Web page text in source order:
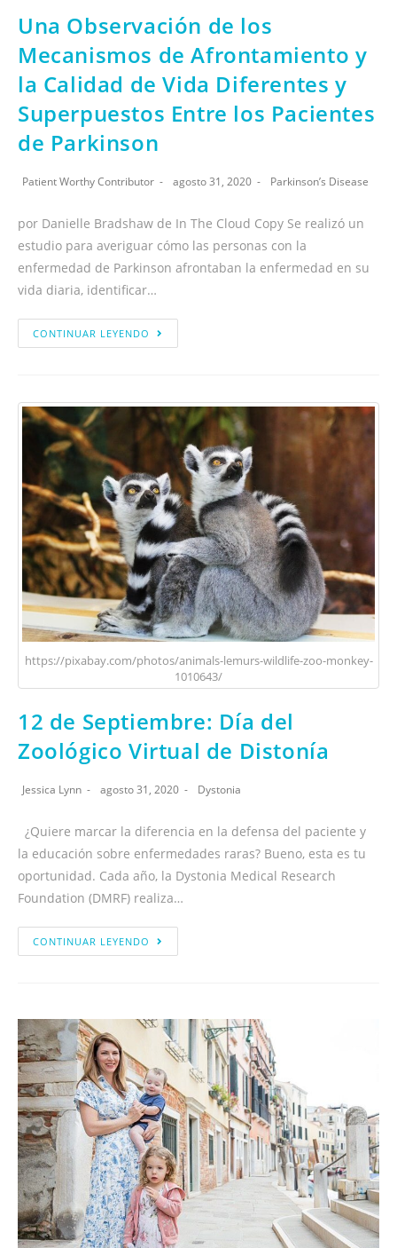
Una Observación de los
Mecanismos de Afrontamiento y
la Calidad de Vida Diferentes y
Superpuestos Entre los Pacientes
de Parkinson
Patient Worthy Contributor agosto 31, 2020 Parkinson’s Disease
por Danielle Bradshaw de In The Cloud Copy Se realizó un
estudio para averiguar cómo las personas con la
enfermedad de Parkinson afrontaban la enfermedad en su
vida diaria, identificar…
CONTINUAR LEYENDO
https://pixabay.com/photos/animals-lemurs-wildlife-zoo-monkey-
1010643/
12 de Septiembre: Día del
Zoológico Virtual de Distonía
Jessica Lynn agosto 31, 2020 Dystonia
¿Quiere marcar la diferencia en la defensa del paciente y
la educación sobre enfermedades raras? Bueno, esta es tu
oportunidad. Cada año, la Dystonia Medical Research
Foundation (DMRF) realiza…
CONTINUAR LEYENDO